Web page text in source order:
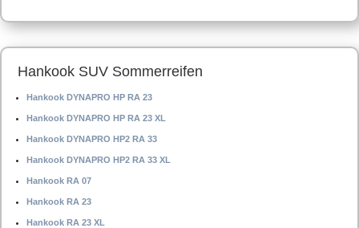
Hankook SUV Sommerreifen
Hankook DYNAPRO HP RA 23
Hankook DYNAPRO HP RA 23 XL
Hankook DYNAPRO HP2 RA 33
Hankook DYNAPRO HP2 RA 33 XL
Hankook RA 07
Hankook RA 23
Hankook RA 23 XL